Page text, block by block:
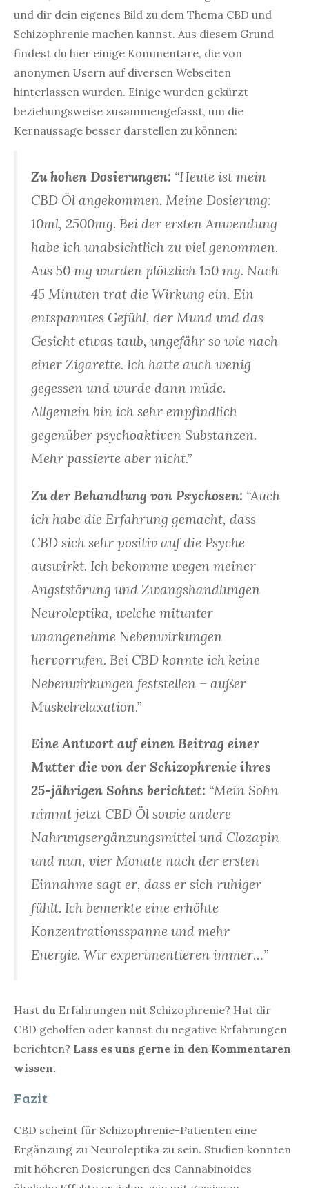
und dir dein eigenes Bild zu dem Thema CBD und
Schizophrenie machen kannst. Aus diesem Grund
findest du hier einige Kommentare, die von
anonymen Usern auf diversen Webseiten
hinterlassen wurden. Einige wurden gekürzt
beziehungsweise zusammengefasst, um die
Kernaussage besser darstellen zu können:
Zu hohen Dosierungen: “Heute ist mein
CBD Öl angekommen. Meine Dosierung:
10ml, 2500mg. Bei der ersten Anwendung
habe ich unabsichtlich zu viel genommen.
Aus 50 mg wurden plötzlich 150 mg. Nach
45 Minuten trat die Wirkung ein. Ein
entspanntes Gefühl, der Mund und das
Gesicht etwas taub, ungefähr so wie nach
einer Zigarette. Ich hatte auch wenig
gegessen und wurde dann müde.
Allgemein bin ich sehr empfindlich
gegenüber psychoaktiven Substanzen.
Mehr passierte aber nicht.”
Zu der Behandlung von Psychosen: “Auch
ich habe die Erfahrung gemacht, dass
CBD sich sehr positiv auf die Psyche
auswirkt. Ich bekomme wegen meiner
Angststörung und Zwangshandlungen
Neuroleptika, welche mitunter
unangenehme Nebenwirkungen
hervorrufen. Bei CBD konnte ich keine
Nebenwirkungen feststellen – außer
Muskelrelaxation.”
Eine Antwort auf einen Beitrag einer
Mutter die von der Schizophrenie ihres
25-jährigen Sohns berichtet: “Mein Sohn
nimmt jetzt CBD Öl sowie andere
Nahrungsergänzungsmittel und Clozapin
und nun, vier Monate nach der ersten
Einnahme sagt er, dass er sich ruhiger
fühlt. Ich bemerkte eine erhöhte
Konzentrationsspanne und mehr
Energie. Wir experimentieren immer…”
Hast du Erfahrungen mit Schizophrenie? Hat dir
CBD geholfen oder kannst du negative Erfahrungen
berichten? Lass es uns gerne in den Kommentaren
wissen.
Fazit
CBD scheint für Schizophrenie-Patienten eine
Ergänzung zu Neuroleptika zu sein. Studien konnten
mit höheren Dosierungen des Cannabinoides